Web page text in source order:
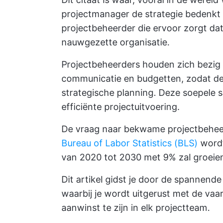
projectmanager de strategie
projectbeheerder die ervoor zorgt
nauwgezette organisatie.
Projectbeheerders houden zich
communicatie en budgetten, zodat
strategische planning. Deze soepele
efficiënte projectuitvoering.
De vraag naar bekwame
Bureau of Labor Statistics (BLS)
van 2020 tot 2030 met 9% zal
Dit artikel gidst je door de
waarbij je wordt uitgerust met de
aanwinst te zijn in elk projectteam.